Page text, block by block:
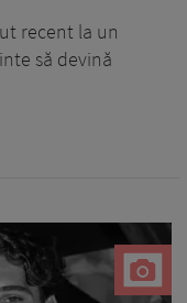
recent la un
să devină